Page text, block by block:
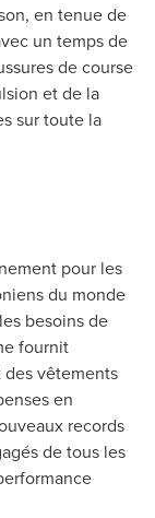
en tenue de
un temps de
de course
et de la
sur toute la
pour les
du monde
besoins de
fournit
vêtements
en
records
de tous les